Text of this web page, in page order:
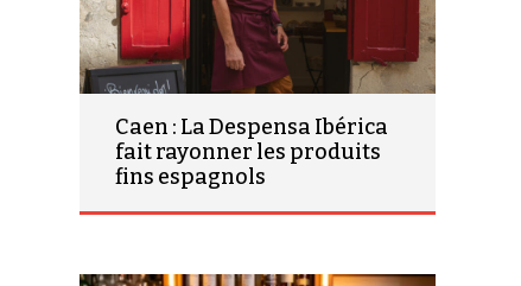
Caen : La Despensa Ibérica
fait rayonner les produits
fins espagnols